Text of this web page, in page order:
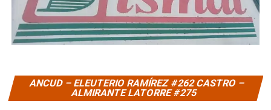
ANCUD – ELEUTERIO RAMÍREZ #262 CASTRO –
ALMIRANTE LATORRE #275